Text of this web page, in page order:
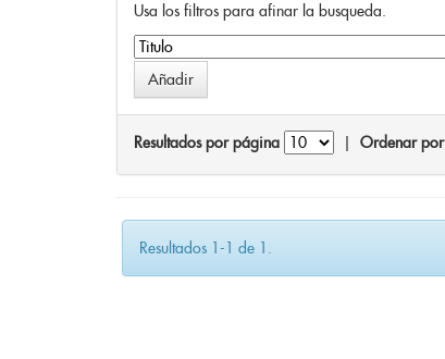
Usa los filtros para afinar la busqueda.
Resultados por página Ordenar por
Resultados 1-1 de 1.